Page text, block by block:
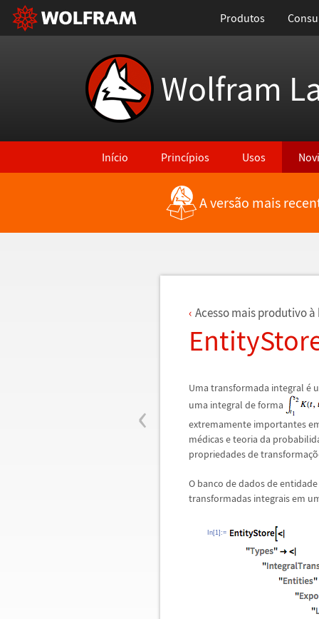
Produtos
Wolfram
Início Princípios Usos
Voltar para Últimas Novidades
A versão mais
‹
Acesso mais produtivoà
Uma transformada integral é
uma integral de forma
extremamente importantes
médicas e teoria da
propriedades de transformaçõ
O banco de dados de
transformadas integrais em
In[1]:=